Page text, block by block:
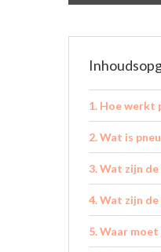
Hoe werkt
Wat is
Wat zijn de
Wat zijn de
Waar moet